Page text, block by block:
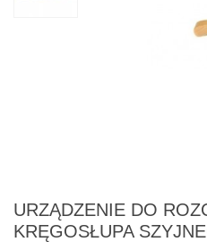
URZĄDZENIE DO
KRĘGOSŁUPA